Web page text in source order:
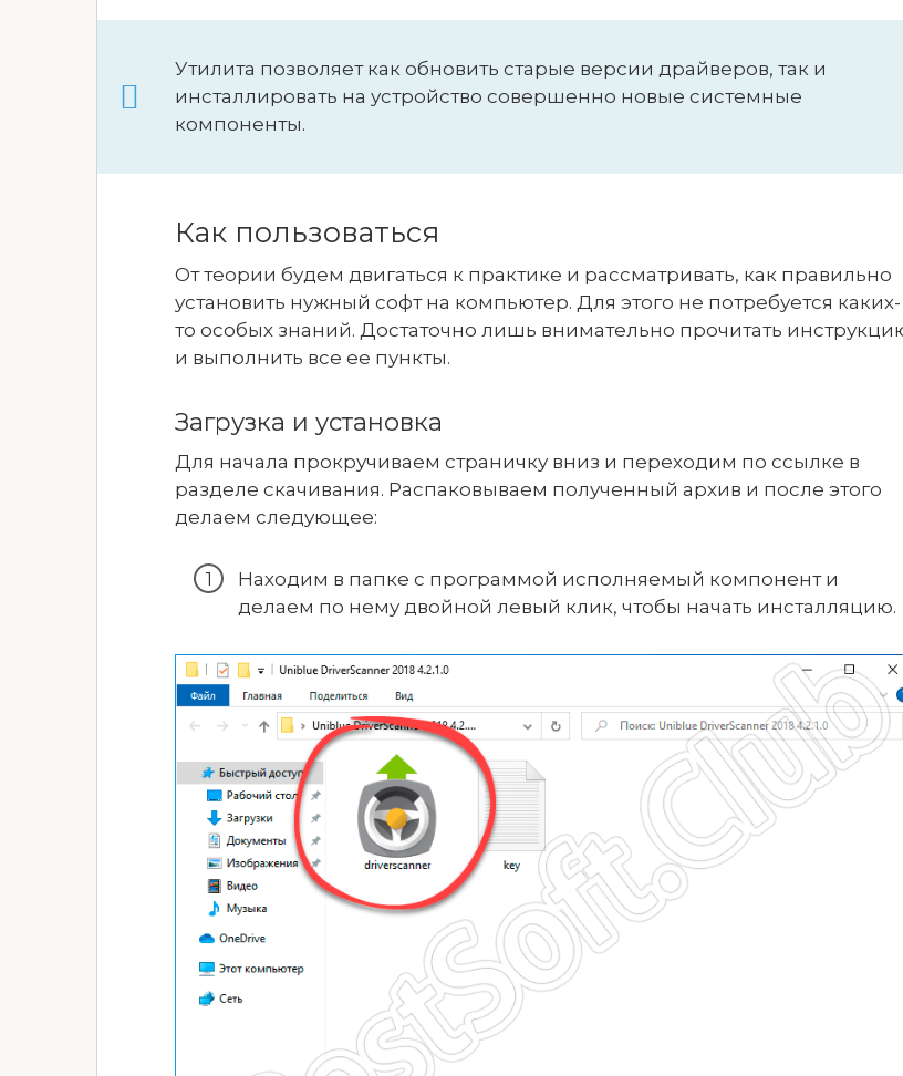
Утилита позволяет как обновить старые версии драйверов, так и
инсталлировать на устройство совершенно новые системные
компоненты.
Как пользоваться
От теории будем двигаться к практике и рассматривать, как правильно
установить нужный софт на компьютер. Для этого не потребуется каких-
то особых знаний. Достаточно лишь внимательно прочитать
и выполнить все ее пункты.
Загрузка и установка
Для начала прокручиваем страничку вниз и переходим по ссылке в
разделе скачивания. Распаковываем полученный архив и после этого
делаем следующее:
Находим в папке с программой исполняемый компонент и
делаем по нему двойной левый клик, чтобы начать инсталляцию.